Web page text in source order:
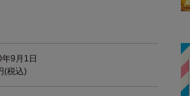
9月1日
(税込)